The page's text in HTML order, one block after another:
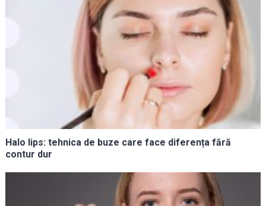
Halo lips: tehnica de buze care face diferența fără
contur dur